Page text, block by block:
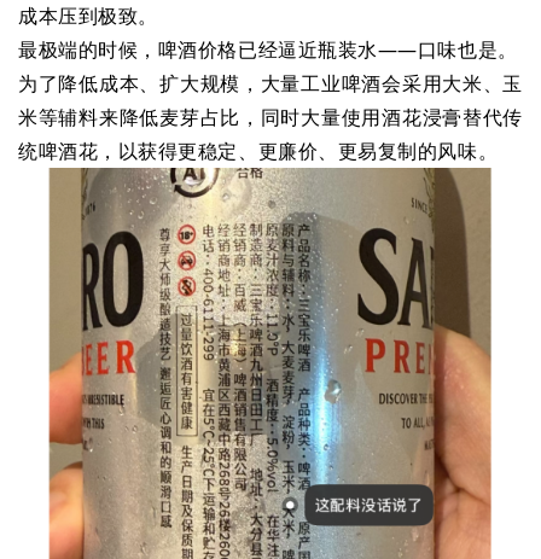
成本压到极致。
最极端的时候，啤酒价格已经逼近瓶装水——口味也是。
为了降低成本、扩大规模，大量工业啤酒会采用大米、玉
米等辅料来降低麦芽占比，同时大量使用酒花浸膏替代传
统啤酒花，以获得更稳定、更廉价、更易复制的风味。